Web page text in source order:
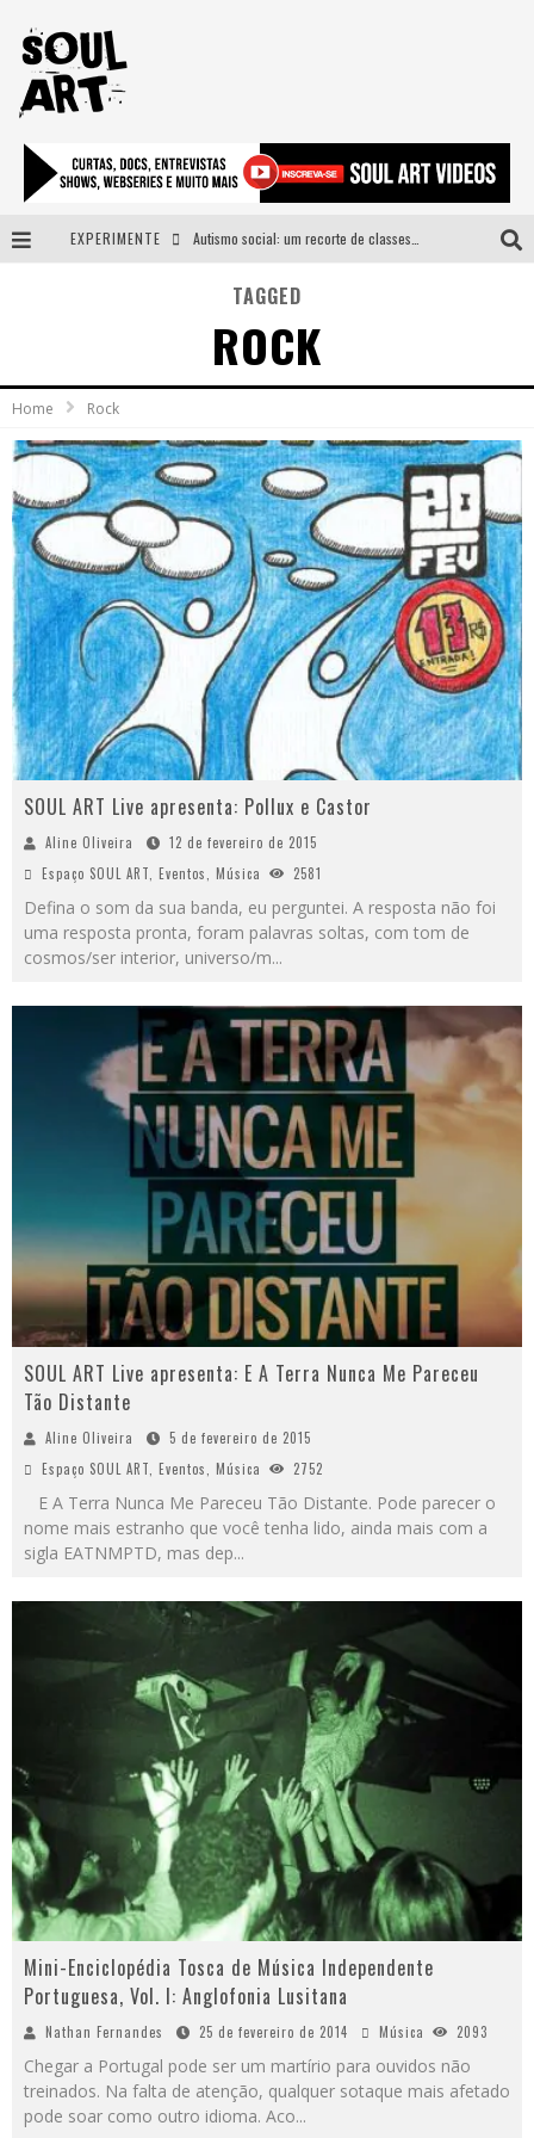
EXPERIMENTE
A subida da rampa é diferente!
Faça o bem! Mas, sem olhar a quem!?
Novo single de Arnaldo Tifu, “De Testa” explora brasilidade em sons, cores e símbolos
TAGGED
ROCK
Home Rock
SOUL ART Live apresenta: Pollux e Castor
Aline Oliveira
12 de fevereiro de 2015
Espaço SOUL ART, Eventos, Música 2581
Defina o som da sua banda, eu perguntei. A resposta não foi
uma resposta pronta, foram palavras soltas, com tom de
cosmos/ser interior, universo/m...
SOUL ART Live apresenta: E A Terra Nunca Me Pareceu
Tão Distante
Aline Oliveira
5 de fevereiro de 2015
Espaço SOUL ART Eventos Música 2752
E A Terra Nunca Me Pareceu Tão Distante. Pode parecer o
nome mais estranho que você tenha lido, ainda mais com a
sigla EATNMPTD, mas dep...
Mini-Enciclopédia Tosca de Música Independente
Portuguesa, Vol. I: Anglofonia Lusitana
Nathan Fernandes 25 de fevereiro de 2014 Música 2093
Chegar a Portugal pode ser um martírio para ouvidos não
treinados. Na falta de atenção, qualquer sotaque mais afetado
pode soar como outro idioma. Aco...